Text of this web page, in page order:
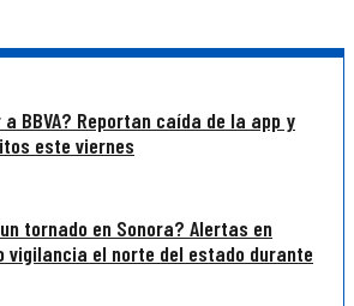
BBVA? Reportan caída de la app y
este viernes
tornado en Sonora? Alertas en
vigilancia el norte del estado durante